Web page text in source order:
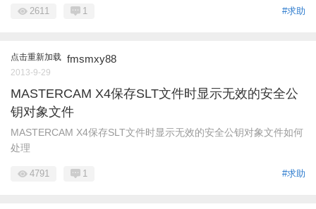
#求助
2611 1
点击重新加载 fmsmxy88
2013-9-29
MASTERCAM X4保存SLT文件时显示无效的安全公
钥对象文件
MASTERCAM X4保存SLT文件时显示无效的安全公钥对象文件如何
处理
#求助
4791 1